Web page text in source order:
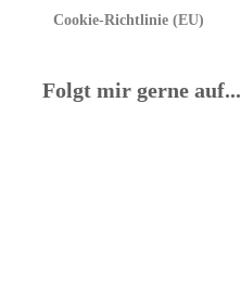
Cookie-Richtlinie (EU)
Folgt mir gerne auf...